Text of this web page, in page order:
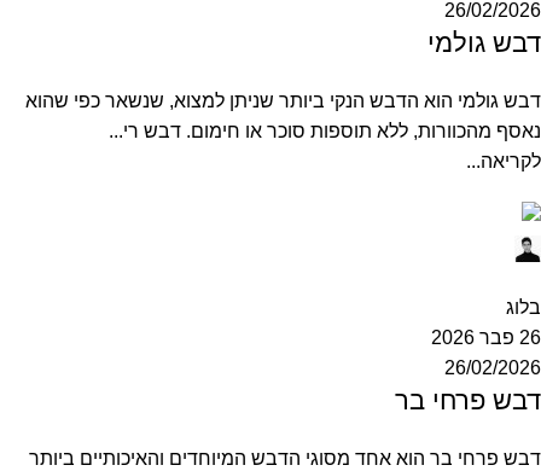
26/02/2026
דבש גולמי
דבש גולמי הוא הדבש הנקי ביותר שניתן למצוא, שנשאר כפי שהוא
נאסף מהכוורות, ללא תוספות סוכר או חימום. דבש רי...
לקריאה...
בלוג
26 פבר 2026
26/02/2026
דבש פרחי בר
דבש פרחי בר הוא אחד מסוגי הדבש המיוחדים והאיכותיים ביותר